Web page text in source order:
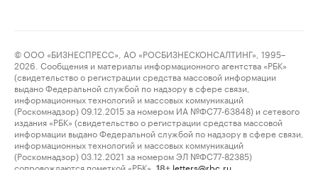
© ООО «БИЗНЕСПРЕСС», АО «РОСБИЗНЕСКОНСАЛТИНГ», 1995–
2026. Сообщения и материалы информационного агентства «РБК»
(свидетельство о регистрации средства массовой информации
выдано Федеральной службой по надзору в сфере связи,
информационных технологий и массовых коммуникаций
(Роскомнадзор) 09.12.2015 за номером ИА №ФС77-63848) и сетевого
издания «РБК» (свидетельство о регистрации средства массовой
информации выдано Федеральной службой по надзору в сфере связи,
информационных технологий и массовых коммуникаций
(Роскомнадзор) 03.12.2021 за номером ЭЛ №ФС77-82385)
сопровождаются пометкой «РБК».
letters@rbc.ru